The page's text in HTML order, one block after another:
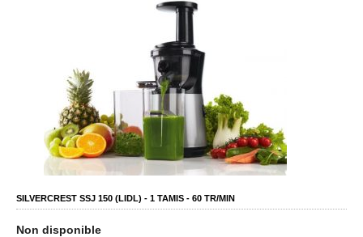
SILVERCREST SSJ 150 (LIDL) - 1 TAMIS - 60 TR/MIN
Non disponible